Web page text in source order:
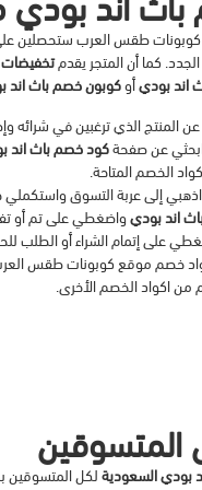
طقس العرب ستحصلين على
كما أن المتجر يقدمتخفيضات
اند بوديأوكوبون خصم باث اند
المنتج الذي ترغبين في شرائه
عن صفحةكود خصم باث اند
الخصم المتاحة.
إلى عربة التسوق واستكملي
اند بوديواضغطي على تم أو
على إتمام الشراء أو الطلب
خصم موقع كوبونات طقس
من اكواد الخصم الأخرى.
المتسوقين
بودي السعوديةلكل المتسوقين